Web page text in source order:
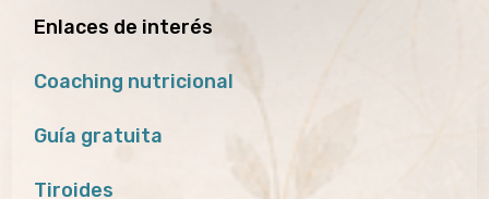
Enlaces de interés
Coaching nutricional
Guía gratuita
Tiroides